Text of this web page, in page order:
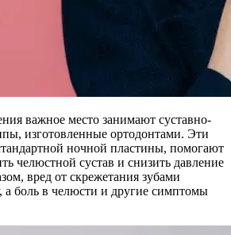
важное место занимают суставно-
изготовленные ортодонтами. Эти
ночной пластины, помогают
челюстной сустав и снизить давление
вред от скрежетания зубами
а боль в челюсти и другие симптомы